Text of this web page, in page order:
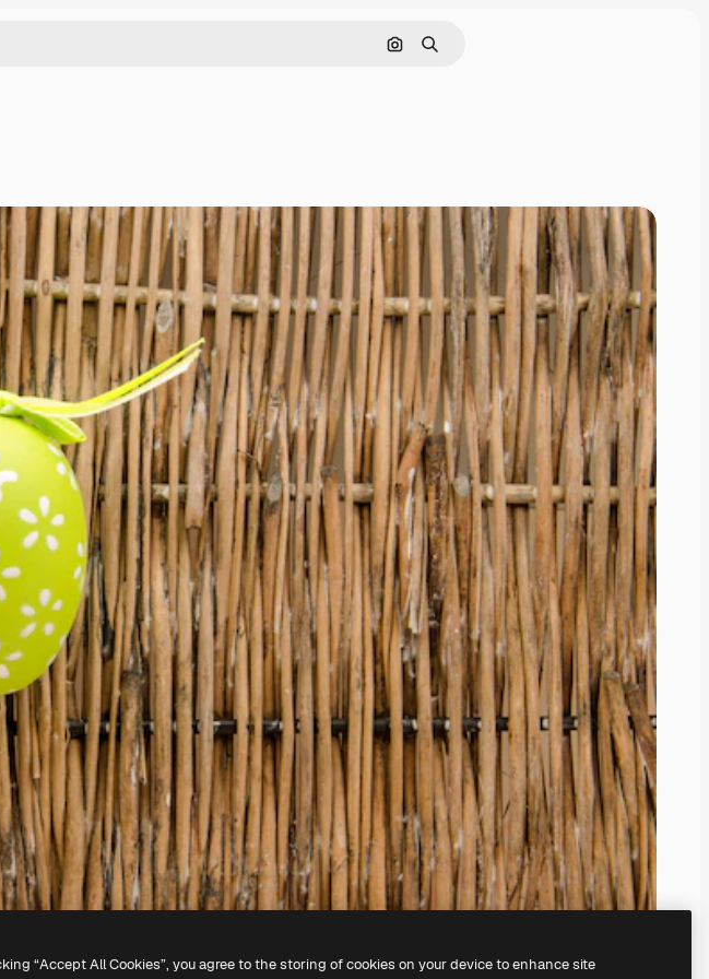
Nach Bild suchen
Suchen
“Accept All Cookies”, you agree to the storing of cookies on your device to enhance site